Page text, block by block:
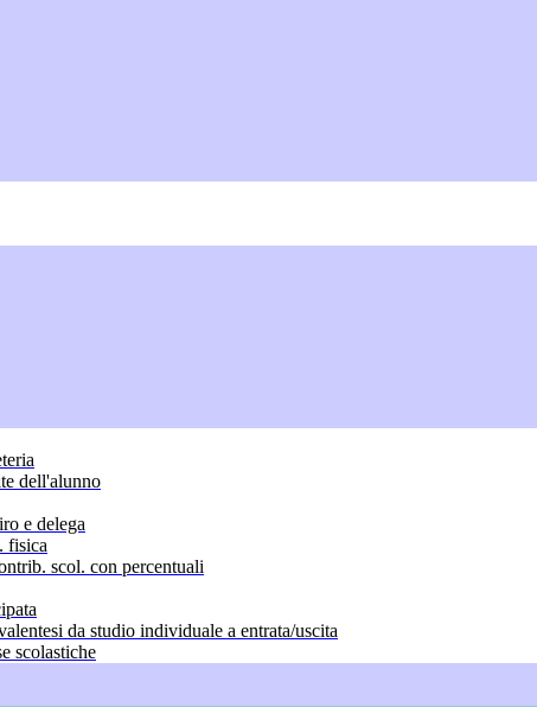
dell'alunno
e delega
fisica
scol. con percentuali
da studio individuale a entrata/uscita
scolastiche